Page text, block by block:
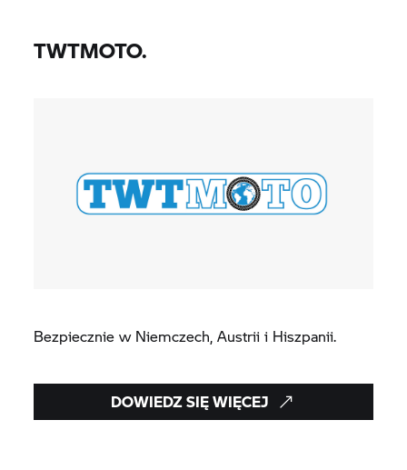
TWTMOTO.
Bezpiecznie w Niemczech, Austrii i Hiszpanii.
DOWIEDZ SIĘ WIĘCEJ